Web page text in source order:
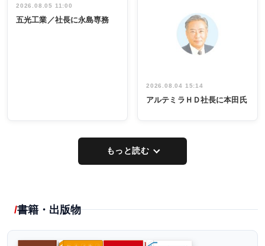
インタビュ
ー／社内ア
祝う 業界関
係者ら220人
出席
2026.08.05 11:00
五光工業／社長に永島専務
2026.08.04 15:14
アルテミラＨＤ社長に本田氏
もっと読む
書籍・出版物